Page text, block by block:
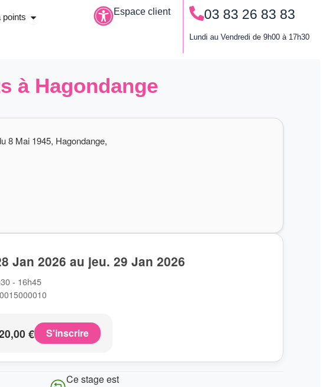
législations
points Ouvrir Le permis à pointsEspace client 03 83 26 83 83
Lundi au Vendredi de 9h00 à 17h30
à Hagondange
8 Mai 1945, Hagondange,
Jan 2026 au jeu. 29 Jan 2026
- 16h45
€ S'inscrire
Ce stage est